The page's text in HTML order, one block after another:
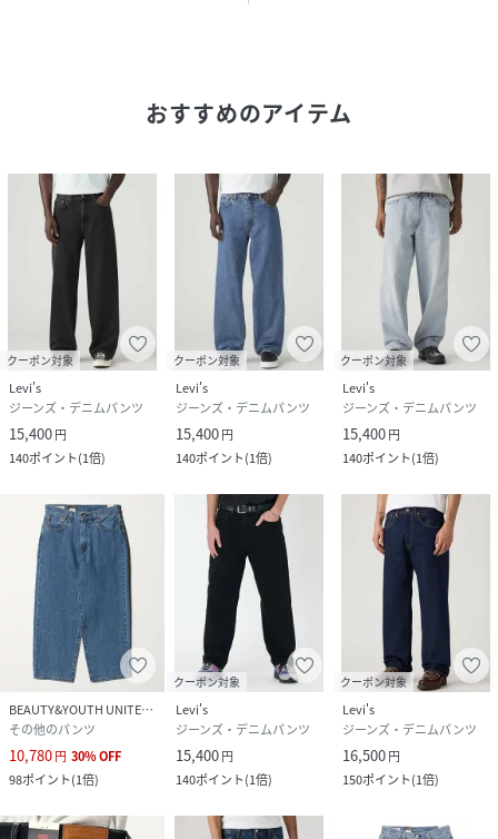
おすすめのアイテム
クーポン対象
Levi's
ジーンズ・デニムパンツ
15,400円
140ポイント(1倍)
クーポン対象
Levi's
ジーンズ・デニムパンツ
15,400円
140ポイント(1倍)
クーポン対象
Levi's
ジーンズ・デニムパンツ
15,400円
140ポイント(1倍)
BEAUTY&YOUTH UNITED ARROWS
その他のパンツ
10,780円 30%OFF
98ポイント(1倍)
クーポン対象
Levi's
ジーンズ・デニムパンツ
15,400円
140ポイント(1倍)
クーポン対象
Levi's
ジーンズ・デニムパンツ
16,500円
150ポイント(1倍)